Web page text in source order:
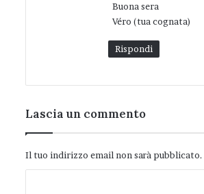
:
Buona sera
Véro (tua cognata)
Rispondi
Lascia un commento
Il tuo indirizzo email non sarà pubblicato.